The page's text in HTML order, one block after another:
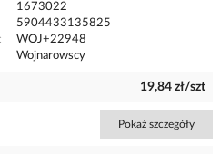
1673022
5904433135825
WOJ+22948
Wojnarowscy
19,84 zł/szt
Pokaż szczegóły